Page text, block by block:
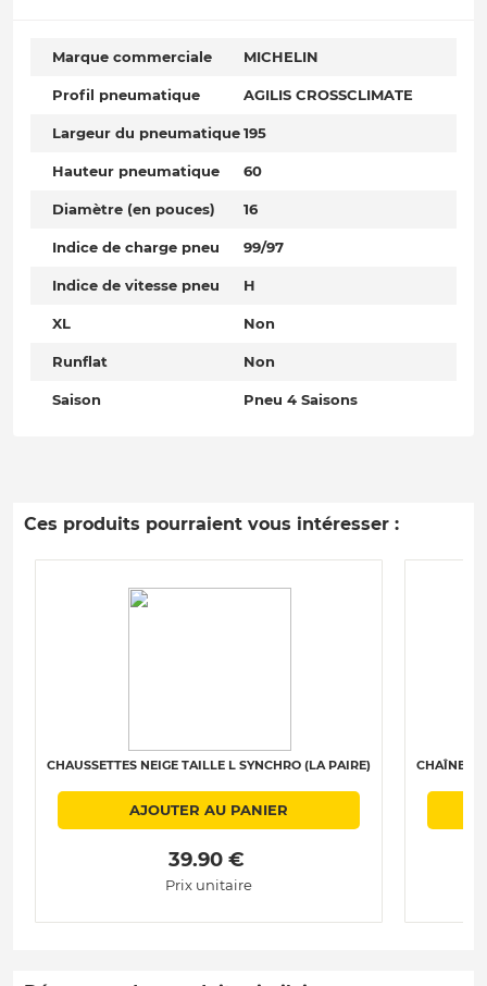
Marque commerciale MICHELIN
Profil pneumatique AGILIS CROSSCLIMATE
Largeur du pneumatique195
Hauteur pneumatique 60
Diamètre (en pouces) 16
Indice de charge pneu 99/97
Indice de vitesse pneu H
XL Non
Runflat Non
Saison Pneu 4 Saisons
Ces produits pourraient vous intéresser :
CHAUSSETTES NEIGE TAILLE L SYNCHRO (LA PAIRE)
AJOUTER AU PANIER
39.90 €
Prix unitaire
CHAÎNES